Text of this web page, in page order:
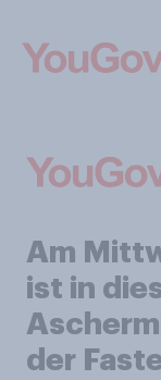
Am
ist in
der